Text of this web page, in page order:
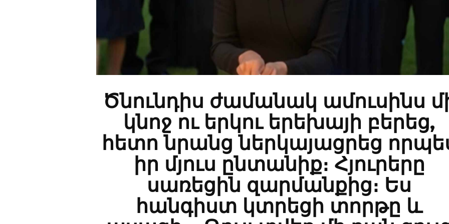
Ծնունդիս ժամանակ ամուսինս
կնոջ ու երկու երեխայի բերեց,
հետո նրանց ներկայացրեց
իր մյուս ընտանիք։ Հյուրերը
սառեցին զարմանքից։ Ես
հանգիստ կտրեցի տորթը և